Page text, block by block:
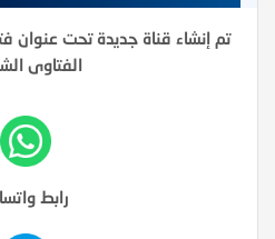
تم إنشاء قناة جديدة تحت عنوان
الفتاوى
رابط